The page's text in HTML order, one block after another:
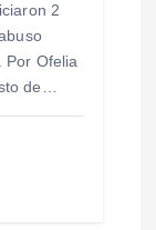
2
Por Ofelia
de…